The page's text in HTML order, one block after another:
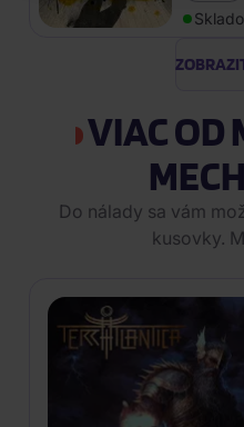
VIAC OD
Do nálady sa vám
kusovky.